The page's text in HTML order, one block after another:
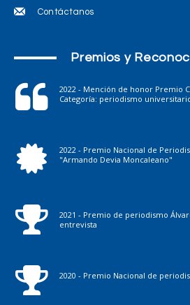
Contáctanos
Premios y
2022 - Mención de honor Premio
Categoría: periodismo
2022 - Premio Nacional de
"Armando Devia Moncaleano"
2021 - Premio de periodismo
entrevista
2020 - Premio Nacional de